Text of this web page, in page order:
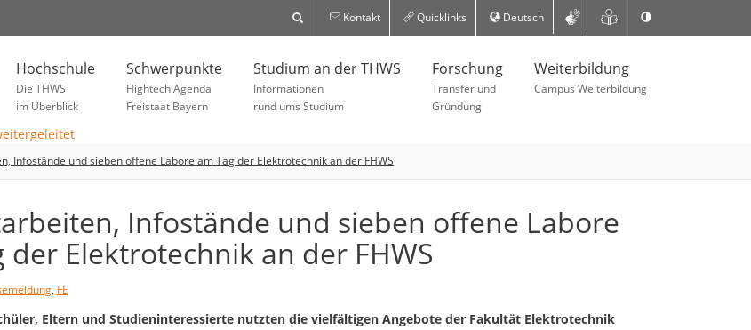
Kontakt Quicklinks Deutsch
Hochschule
Die THWS
im Überblick
Schwerpunkte
Hightech Agenda
Freistaat Bayern
Studium an der THWS
Informationen
rund ums Studium
Forschung
Transfer und
Gründung
Weiterbildung
Campus Weiterbildung
Infostände und sieben offene Labore am Tag der Elektrotechnik an der FHWS
Infostände und sieben offene Labore
der Elektrotechnik an der FHWS
, FE
Eltern und Studieninteressierte nutzten die vielfältigen Angebote der Fakultät Elektrotechnik